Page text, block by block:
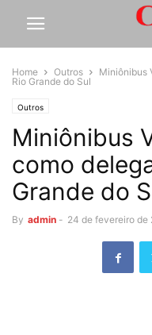
Home Outros
Miniônibus
Rio Grande do Sul
Outros
Miniônibus
como
Grande do
By admin - 24 de fevereiro de